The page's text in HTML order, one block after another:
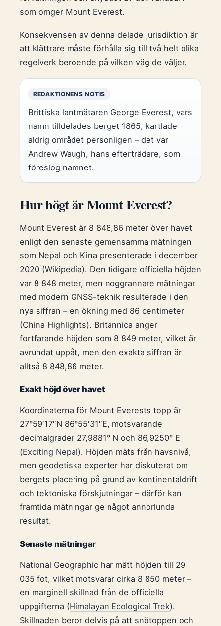
som omger Mount Everest.
Konsekvensen av denna delade jurisdiktion är
att klättrare måste förhålla sig till två helt olika
regelverk beroende på vilken väg de väljer.
REDAKTIONENS NOTIS
Brittiska lantmätaren George Everest, vars
namn tilldelades berget 1865, kartlade
aldrig området personligen – det var
Andrew Waugh, hans efterträdare, som
föreslog namnet.
Hur högt är Mount Everest?
Mount Everest är 8 848,86 meter över havet
enligt den senaste gemensamma mätningen
som Nepal och Kina presenterade i december
2020 (Wikipedia). Den tidigare officiella höjden
var 8 848 meter, men noggrannare mätningar
med modern GNSS-teknik resulterade i den
nya siffran – en ökning med 86 centimeter
(China Highlights). Britannica anger
fortfarande höjden som 8 849 meter, vilket är
avrundat uppåt, men den exakta siffran är
alltså 8 848,86 meter.
Exakt höjd över havet
Koordinaterna för Mount Everests topp är
27°59′17″N 86°55′31″E, motsvarande
decimalgrader 27,9881° N och 86,9250° E
(Exciting Nepal). Höjden mäts från havsnivå,
men geodetiska experter har diskuterat om
bergets placering på grund av kontinentaldrift
och tektoniska förskjutningar – därför kan
framtida mätningar ge något annorlunda
resultat.
Senaste mätningar
National Geographic har mätt höjden till 29
035 fot, vilket motsvarar cirka 8 850 meter –
en marginell skillnad från de officiella
uppgifterna (Himalayan Ecological Trek).
Skillnaden beror delvis på att snötoppen och